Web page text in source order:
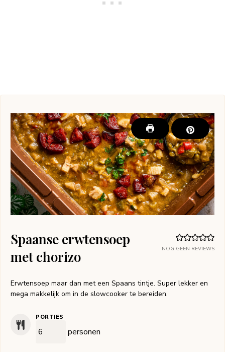
NOG GEEN REVIEWS
Spaanse erwtensoep
met chorizo
Erwtensoep maar dan met een Spaans tintje. Super lekker en
mega makkelijk om in de slowcooker te bereiden.
PORTIES
personen